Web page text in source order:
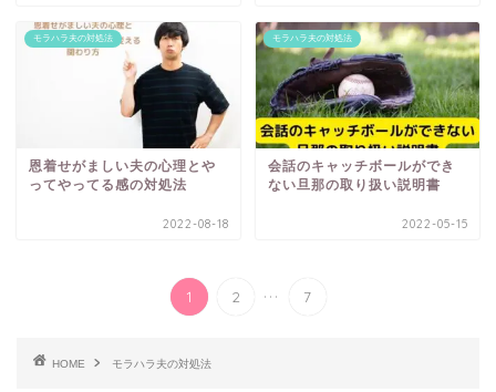
モラハラ夫の対処法
恩着せがましい夫の心理とや
ってやってる感の対処法
2022-08-18
モラハラ夫の対処法
会話のキャッチボールができ
ない旦那の取り扱い説明書
2022-05-15
1 2 ... 7
HOME モラハラ夫の対処法